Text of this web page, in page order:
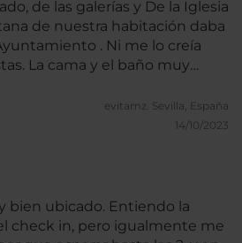
de las galerías y De la Iglesia
de nuestra habitación daba
. Ni me lo creía
La cama y el baño muy
sin duda
evitamz. Sevilla, España
14/10/2023
bien ubicado. Entiendo la
check in, pero igualmente me